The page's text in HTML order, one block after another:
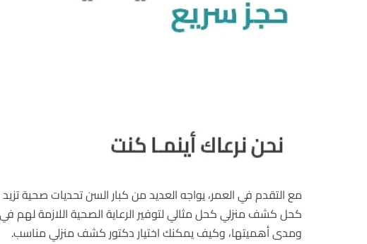
مع التقدم في العمر، يواجه العديد من كبار السن تحديات صحية
كحل كشف منزلي كحل مثالي لتوفير الرعاية الصحية اللازمة
ومدى أهميتها، وكيف يمكنك اختيار دكتور كشف منزلي مناسب.